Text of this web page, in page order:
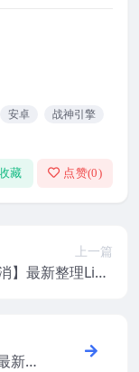
安卓
战神引擎
藏 点赞(0)
上一篇
】最新整理Linu
新整